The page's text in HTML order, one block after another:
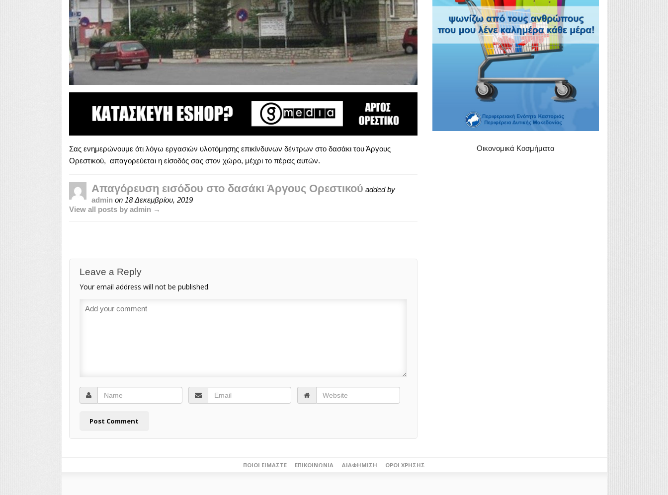
Σας ενημερώνουμε ότι λόγω εργασιών υλοτόμησης επικίνδυνων δέντρων στο δασάκι του Άργους
Ορεστικού, απαγορεύεται η είσοδός σας στον χώρο, μέχρι το πέρας αυτών.
Απαγόρευση εισόδου στο δασάκι Άργους Ορεστικού added by
adminon 18 Δεκεμβρίου, 2019
View all posts by admin →
Leave a Reply
Your email address will not be published.
Οικονομικά Κοσμήματα
ΠΟΙΟΙ ΕΊΜΑΣΤΕ ΕΠΙΚΟΙΝΩΝΊΑ ΔΙΑΦΉΜΙΣΗ ΌΡΟΙ ΧΡΉΣΗΣ